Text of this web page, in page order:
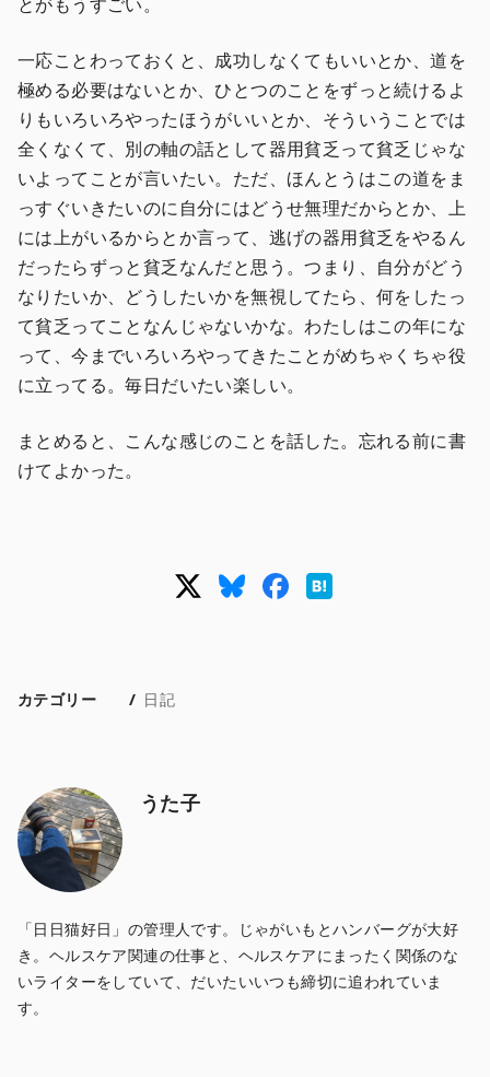
一応ことわっておくと、成功しなくてもいいとか、道を
極める必要はないとか、ひとつのことをずっと続けるよ
りもいろいろやったほうがいいとか、そういうことでは
全くなくて、別の軸の話として器用貧乏って貧乏じゃな
いよってことが言いたい。ただ、ほんとうはこの道をま
っすぐいきたいのに自分にはどうせ無理だからとか、上
には上がいるからとか言って、逃げの器用貧乏をやるん
だったらずっと貧乏なんだと思う。つまり、自分がどう
なりたいか、どうしたいかを無視してたら、何をしたっ
て貧乏ってことなんじゃないかな。わたしはこの年にな
って、今までいろいろやってきたことがめちゃくちゃ役
に立ってる。毎日だいたい楽しい。
まとめると、こんな感じのことを話した。忘れる前に書
けてよかった。
カテゴリー 日記
うた子
「日日猫好日」の管理人です。じゃがいもとハンバーグが大好
き。ヘルスケア関連の仕事と、ヘルスケアにまったく関係のな
いライターをしていて、だいたいいつも締切に追われていま
す。